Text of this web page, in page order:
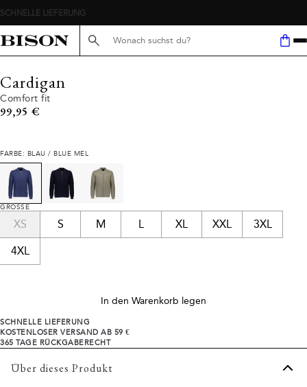
Suche hier...
Cardigan
Comfort fit
Preis
99,95 €
FARBE: BLAU / BLUE MEL
GRÖSSE
XS S M L XL XXL 3XL
4XL
In den Warenkorb legen
SCHNELLE LIEFERUNG
KOSTENLOSER VERSAND AB 59 €
365 TAGE RÜCKGABERECHT
Über dieses Produkt